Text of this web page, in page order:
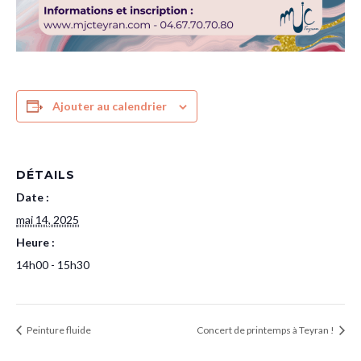
Ajouter au calendrier
DÉTAILS
Date :
mai 14, 2025
Heure :
14h00 - 15h30
Peinture fluide Concert de printemps à Teyran !